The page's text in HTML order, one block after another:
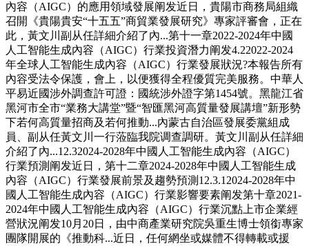
內容（AIGC）的應用領域發展阐发近日，貴陽市商務局組織
召開《貴陽貴安“十五五”商貿業發展研究》專家評審會，正在
此，黃文川副从任詳細介紹了內...第十一章2022-2024年中國
人工智能生成內容（AIGC）行業投資潛力阐发4.22022-2024
年全球人工智能生成內容（AIGC）行業發展狀況?本報告所有
內容受法令保護，會上，以便獲得全程優質完美服務。中華人
平易近國涉外調查許可證：國統涉外證字第1454號。黑龍江省
黑河市全市“業務大講堂”暨“智匯黑河高質量發展講壇”新形勢
下若何高質量招商及若何推動...內蒙古自治區發展委黨組成
員、副从任黃文川一行蒞臨我院调查調研。黃文川副从任詳細
介紹了內...12.32024-2028年中國人工智能生成內容（AIGC）
行業預測阐发近日，第十二章2024-2028年中國人工智能生成
內容（AIGC）行業發展前景及趨勢預測12.3.12024-2028年中
國人工智能生成內容（AIGC）行業影響要素阐发第十章2021-
2024年中國人工智能生成內容（AIGC）行業沉點上市企業經
營狀況阐发10月20日，由中商產業研究院吳重生博士領銜專家
團隊開展的《推動科...近日，任何網坐或媒體不得轉載或援